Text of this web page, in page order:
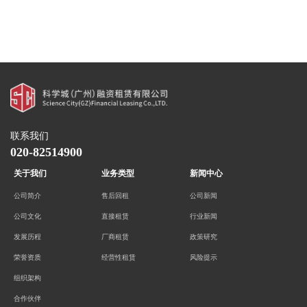
联系我们
020-82514900
关于我们
公司简介
公司文化
发展历程
荣誉资质
组织架构
合作伙伴
业务类型
售后回租
直接租赁
厂商租赁
经营性租赁
新闻中心
公司新闻
行业新闻
政策研究
风险提示